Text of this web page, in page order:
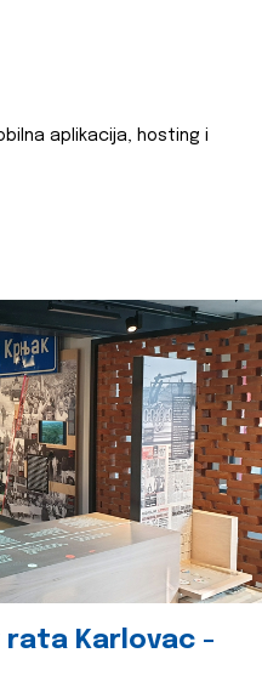
aplikacija, hosting i
rata Karlovac -